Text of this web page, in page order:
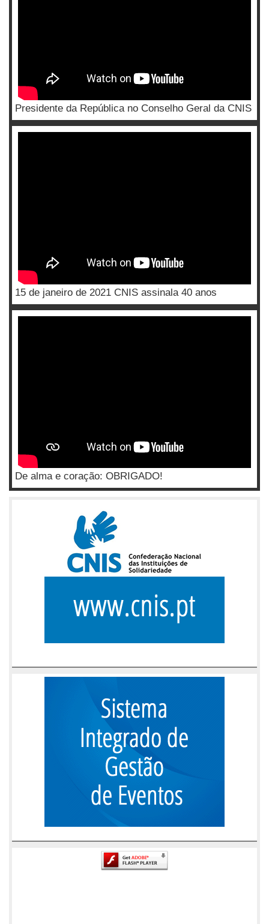
Presidente da República no Conselho Geral da CNIS
15 de janeiro de 2021 CNIS assinala 40 anos
De alma e coração: OBRIGADO!